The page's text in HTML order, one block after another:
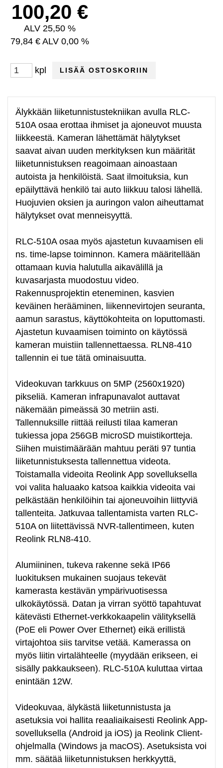
100,20 €
ALV 25,50 %
79,84 € ALV 0,00 %
kpl
Älykkään liiketunnistustekniikan avulla RLC-
510A osaa erottaa ihmiset ja ajoneuvot muusta
liikkeestä. Kameran lähettämät hälytykset
saavat aivan uuden merkityksen kun määrität
liiketunnistuksen reagoimaan ainoastaan
autoista ja henkilöistä. Saat ilmoituksia, kun
epäilyttävä henkilö tai auto liikkuu talosi lähellä.
Huojuvien oksien ja auringon valon aiheuttamat
hälytykset ovat menneisyyttä.
RLC-510A osaa myös ajastetun kuvaamisen eli
ns. time-lapse toiminnon. Kamera määritellään
ottamaan kuvia halutulla aikavälillä ja
kuvasarjasta muodostuu video.
Rakennusprojektin eteneminen, kasvien
keväinen herääminen, liikennevirtojen seuranta,
aamun sarastus, käyttökohteita on loputtomasti.
Ajastetun kuvaamisen toiminto on käytössä
kameran muistiin tallennettaessa. RLN8-410
tallennin ei tue tätä ominaisuutta.
Videokuvan tarkkuus on 5MP (2560x1920)
pikseliä. Kameran infrapunavalot auttavat
näkemään pimeässä 30 metriin asti.
Tallennuksille riittää reilusti tilaa kameran
tukiessa jopa 256GB microSD muistikortteja.
Siihen muistimäärään mahtuu peräti 97 tuntia
liiketunnistuksesta tallennettua videota.
Toistamalla videoita Reolink App sovelluksella
voi valita haluaako katsoa kaikkia videoita vai
pelkästään henkilöihin tai ajoneuvoihin liittyviä
tallenteita. Jatkuvaa tallentamista varten RLC-
510A on liitettävissä NVR-tallentimeen, kuten
Reolink RLN8-410.
Alumiininen, tukeva rakenne sekä IP66
luokituksen mukainen suojaus tekevät
kamerasta kestävän ympärivuotisessa
ulkokäytössä. Datan ja virran syöttö tapahtuvat
kätevästi Ethernet-verkkokaapelin välityksellä
(PoE eli Power Over Ethernet) eikä erillistä
virtajohtoa siis tarvitse vetää. Kamerassa on
myös liitin virtalähteelle (myydään erikseen, ei
sisälly pakkaukseen). RLC-510A kuluttaa virtaa
enintään 12W.
Videokuvaa, älykästä liiketunnistusta ja
asetuksia voi hallita reaaliaikaisesti Reolink App-
sovelluksella (Android ja iOS) ja Reolink Client-
ohjelmalla (Windows ja macOS). Asetuksista voi
mm. säätää liiketunnistuksen herkkyyttä,